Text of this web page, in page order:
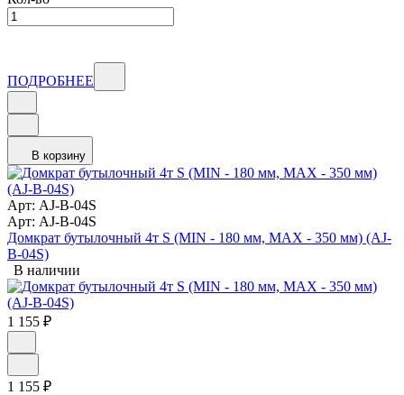
ПОДРОБНЕЕ
В корзину
Арт: AJ-B-04S
Арт: AJ-B-04S
Домкрат бутылочный 4т S (MIN - 180 мм, MAX - 350 мм) (AJ-
B-04S)
В наличии
1 155 ₽
1 155 ₽